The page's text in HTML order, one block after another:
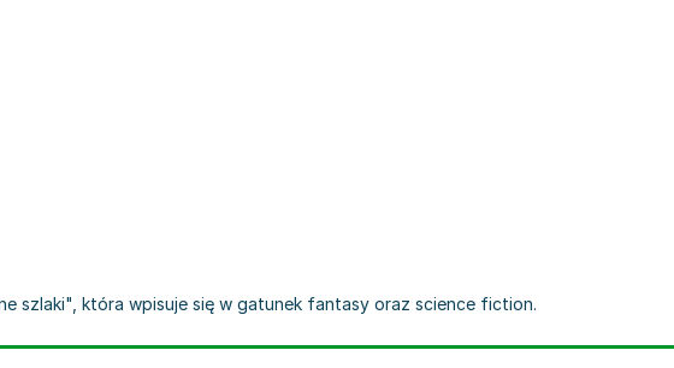
szlaki", która wpisuje się w gatunek fantasy oraz science fiction.